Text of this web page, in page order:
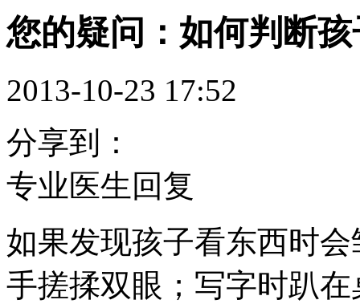
您的疑问：如何判断
2013-10-23 17:52
分享到：
专业医生回复
如果发现孩子看东西时
手搓揉双眼；写字时趴